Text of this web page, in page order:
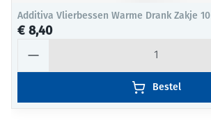
Additiva Vlierbessen Warme Drank Zakje 10
€ 8,40
Bestel